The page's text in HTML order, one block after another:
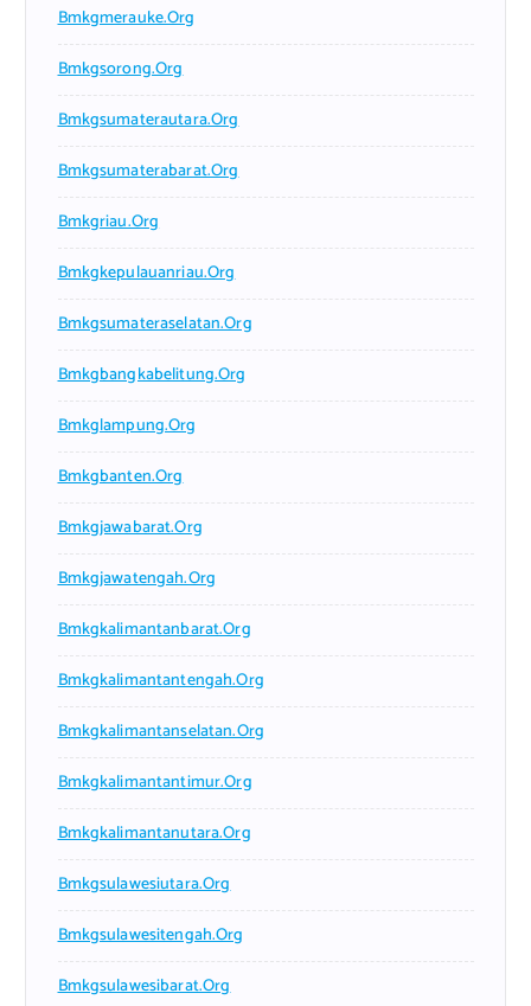
Bmkgmerauke.org
Bmkgsorong.org
Bmkgsumaterautara.org
Bmkgsumaterabarat.org
Bmkgriau.org
Bmkgkepulauanriau.org
Bmkgsumateraselatan.org
Bmkgbangkabelitung.org
Bmkglampung.org
Bmkgbanten.org
Bmkgjawabarat.org
Bmkgjawatengah.org
Bmkgkalimantanbarat.org
Bmkgkalimantantengah.org
Bmkgkalimantanselatan.org
Bmkgkalimantantimur.org
Bmkgkalimantanutara.org
Bmkgsulawesiutara.org
Bmkgsulawesitengah.org
Bmkgsulawesibarat.org